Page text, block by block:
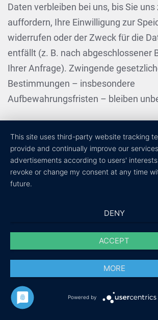
Daten verbleiben bei uns, bis Sie
auffordern, Ihre Einwilligung zur
widerrufen oder der Zweck für die
entfällt (z. B. nach abgeschlossener
Ihrer Anfrage). Zwingende
Bestimmungen – insbesondere
Aufbewahrungsfristen – bleiben
ANFRAGE PER E-MAIL,
TELEFAX
Wenn Sie uns per E-Mail, Telefon
hervorgehenden
Anliegens bei uns gespeichert und
Die Verarbeitung dieser Daten
von Art. 6 Abs. 1 lit. b DSGVO, sofern
mit der Erfüllung eines Vertrags
This site uses third-party website tracking
provide and continually improve our
advertisements according to users'
revoke or change my consent at any time
future.
DENY
ACCEPT
MORE
Powered by